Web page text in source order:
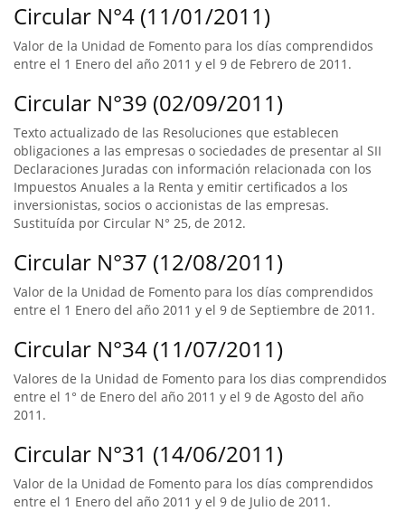
Circular N°4 (11/01/2011)
Valor de la Unidad de Fomento para los días comprendidos
entre el 1 Enero del año 2011 y el 9 de Febrero de 2011.
Circular N°39 (02/09/2011)
Texto actualizado de las Resoluciones que establecen
obligaciones a las empresas o sociedades de presentar al SII
Declaraciones Juradas con información relacionada con los
Impuestos Anuales a la Renta y emitir certificados a los
inversionistas, socios o accionistas de las empresas.
Sustituída por Circular N° 25, de 2012.
Circular N°37 (12/08/2011)
Valor de la Unidad de Fomento para los días comprendidos
entre el 1 Enero del año 2011 y el 9 de Septiembre de 2011.
Circular N°34 (11/07/2011)
Valores de la Unidad de Fomento para los dias comprendidos
entre el 1° de Enero del año 2011 y el 9 de Agosto del año
2011.
Circular N°31 (14/06/2011)
Valor de la Unidad de Fomento para los días comprendidos
entre el 1 Enero del año 2011 y el 9 de Julio de 2011.